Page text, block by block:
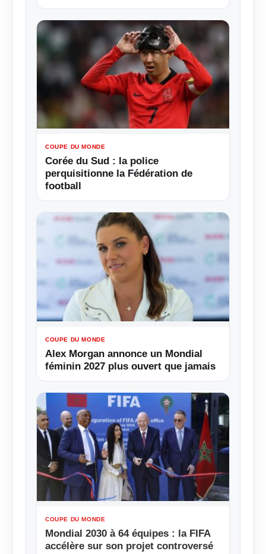
COUPE DU MONDE
Corée du Sud : la police
perquisitionne la Fédération de
football
COUPE DU MONDE
Alex Morgan annonce un Mondial
féminin 2027 plus ouvert que jamais
COUPE DU MONDE
Mondial 2030 à 64 équipes : la FIFA
accélère sur son projet controversé